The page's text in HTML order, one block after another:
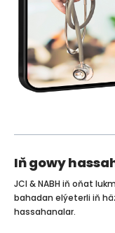
Iň gowy
JCI & NABH iň oňat
bahadan elýeterli iň
hassahanalar.